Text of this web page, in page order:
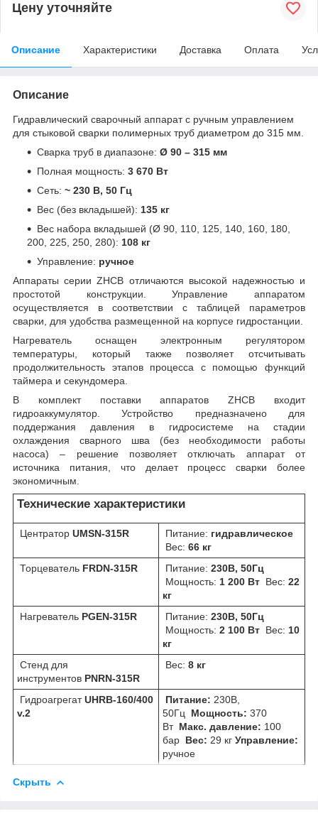
Цену уточняйте
Описание Характеристики Доставка Оплата
Описание
Гидравлический сварочный аппарат с ручным управлением
для стыковой сварки полимерных труб диаметром до 315 мм.
Сварка труб в диапазоне: Ø 90 – 315 мм
Полная мощность: 3 670 Вт
Сеть: ~ 230 В, 50 Гц
Вес (без вкладышей): 135 кг
Вес набора вкладышей (Ø 90, 110, 125, 140, 160, 180,
200, 225, 250, 280): 108 кг
Управление: ручное
Аппараты серии ZHCB отличаются высокой надежностью и
простотой конструкции. Управление аппаратом
осуществляется в соответствии с таблицей параметров
сварки, для удобства размещенной на корпусе гидростанции.
Нагреватель оснащен электронным регулятором
температуры, который также позволяет отсчитывать
продолжительность этапов процесса с помощью функций
таймера и секундомера.
В комплект поставки аппаратов ZHCB входит
гидроаккумулятор. Устройство предназначено для
поддержания давления в гидросистеме на стадии
охлаждения сварного шва (без необходимости работы
насоса) – решение позволяет отключать аппарат от
источника питания, что делает процесс сварки более
экономичным.
Технические характеристики
Центратор UMSN-315R Питание: гидравлическое
Вес: 66 кг
Торцеватель FRDN-315R Питание: 230В, 50Гц
Мощность: 1 200 Вт Вес: 22
кг
Нагреватель PGEN-315R Питание: 230В, 50Гц
Мощность: 2 100 Вт Вес: 10
кг
Стенд для
инструментов PNRN-315R
Вес: 8 кг
ГидроагрегатUHRB-160/400
v.2
Питание: 230В,
50Гц
Мощность: 370
Вт Макс. давление: 100
бар Вес: 29 кг Управление:
ручное
Скрыть